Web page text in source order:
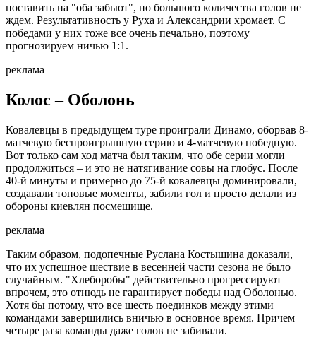
поставить на "оба забьют", но большого количества голов не
ждем. Результативность у Руха и Александрии хромает. С
победами у них тоже все очень печально, поэтому
прогнозируем ничью 1:1.
реклама
Колос – Оболонь
Ковалевцы в предыдущем туре проиграли Динамо, оборвав 8-
матчевую беспроигрышную серию и 4-матчевую победную.
Вот только сам ход матча был таким, что обе серии могли
продолжиться – и это не натягивание совы на глобус. После
40-й минуты и примерно до 75-й ковалевцы доминировали,
создавали топовые моменты, забили гол и просто делали из
обороны киевлян посмешище.
реклама
Таким образом, подопечные Руслана Костышина доказали,
что их успешное шествие в весенней части сезона не было
случайным. "Хлеборобы" действительно прогрессируют –
впрочем, это отнюдь не гарантирует победы над Оболонью.
Хотя бы потому, что все шесть поединков между этими
командами завершились вничью в основное время. Причем
четыре раза команды даже голов не забивали.